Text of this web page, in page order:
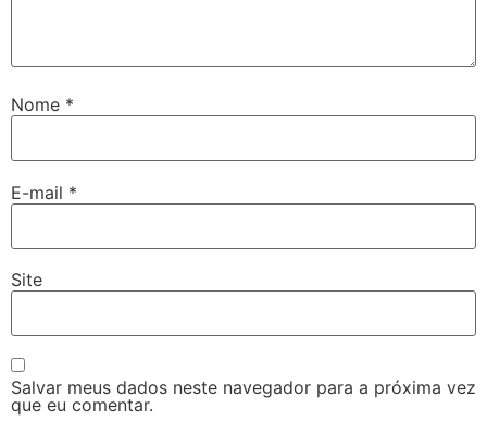
Nome *
E-mail *
Site
Salvar meus dados neste navegador para a próxima vez
que eu comentar.